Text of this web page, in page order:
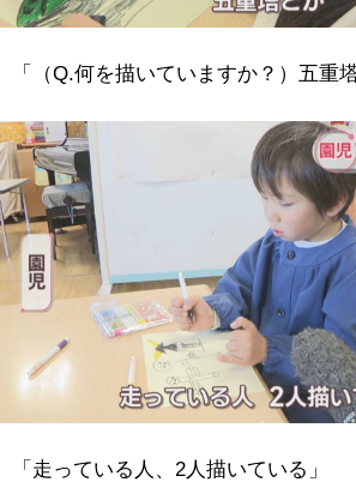
「（Q.何を描いていますか？）五重
「走っている人、2人描いている」